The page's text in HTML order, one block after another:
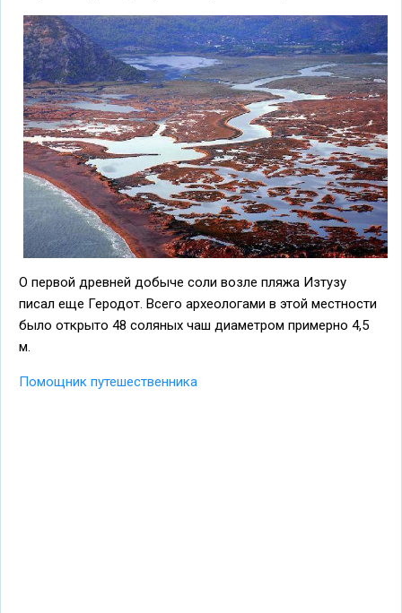
О первой древней добыче соли возле пляжа Изтузу
писал еще Геродот. Всего археологами в этой местности
было открыто 48 соляных чаш диаметром примерно 4,5
м.
Помощник путешественника